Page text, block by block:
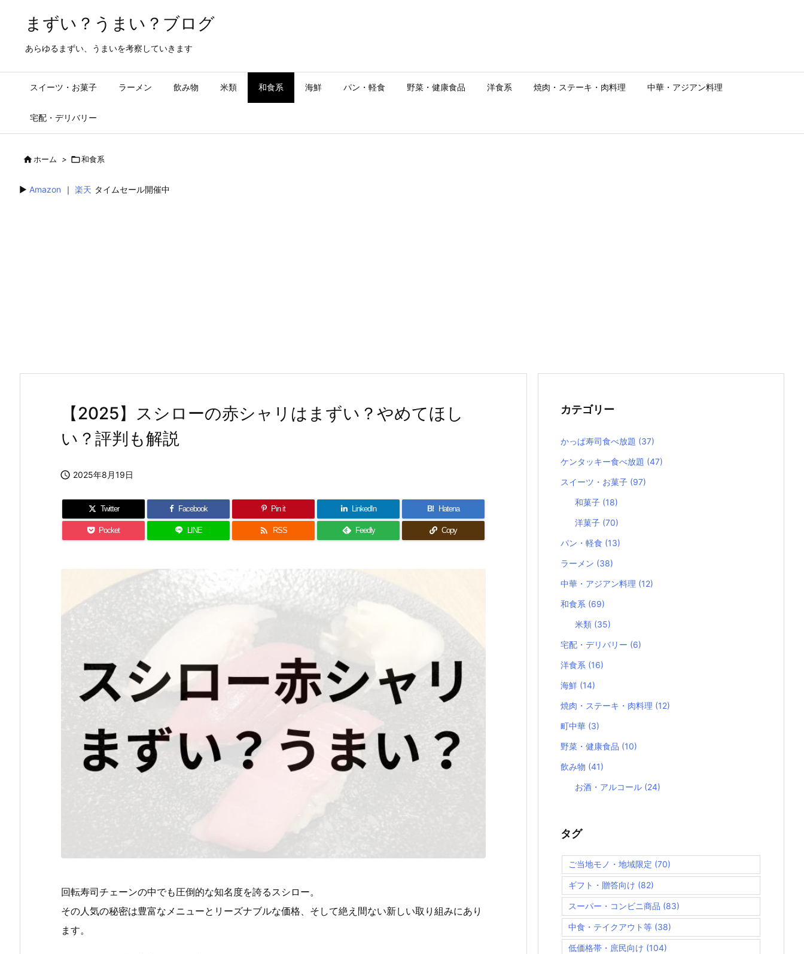
まずい？うまい？ブログ
あらゆるまずい、うまいを考察していきます
スイーツ・お菓子 ラーメン 飲み物 米類 和食系 海鮮 パン・軽食 野菜・健康食品 洋食系 焼肉・ステーキ・肉料理 中華・アジアン料理
宅配・デリバリー
ホーム > 和食系
▶︎ Amazon ｜ 楽天 タイムセール開催中
【2025】スシローの赤シャリはまずい？やめてほし
い？評判も解説
 2025年8月19日
Twitter Facebook Pin it LinkedIn B! Hatena
Pocket LINE  RSS Feedly Copy
回転寿司チェーンの中でも圧倒的な知名度を誇るスシロー。
その人気の秘密は豊富なメニューとリーズナブルな価格、そして絶え間ない新しい取り組みにあり
ます。
カテゴリー
かっぱ寿司食べ放題 (37)
ケンタッキー食べ放題 (47)
スイーツ・お菓子 (97)
和菓子 (18)
洋菓子 (70)
パン・軽食 (13)
ラーメン (38)
中華・アジアン料理 (12)
和食系 (69)
米類 (35)
宅配・デリバリー (6)
洋食系 (16)
海鮮 (14)
焼肉・ステーキ・肉料理 (12)
町中華 (3)
野菜・健康食品 (10)
飲み物 (41)
お酒・アルコール (24)
タグ
ご当地モノ・地域限定 (70)
ギフト・贈答向け (82)
スーパー・コンビニ商品 (83)
中食・テイクアウト等 (38)
低価格帯・庶民向け (104)